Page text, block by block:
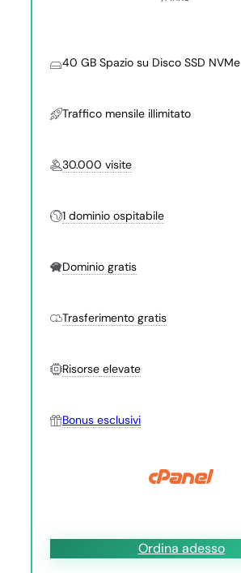
40 GB Spazio su Disco SSD NVMe
Traffico mensile illimitato
30.000 visite
1 dominio ospitabile
Dominio gratis
Trasferimento gratis
Risorse elevate
Bonus esclusivi
Ordina adesso